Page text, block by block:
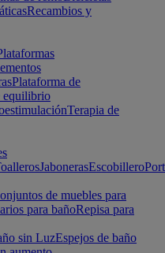
Recambios y
Plataforma de
equilibrio
Terapia de
JabonerasEscobillero
de muebles para
para bañoRepisa para
sin LuzEspejos de baño